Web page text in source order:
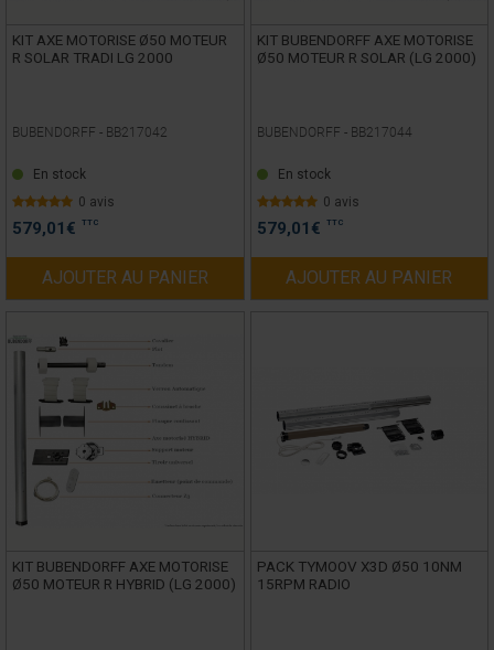
KIT AXE MOTORISE Ø50 MOTEUR
R SOLAR TRADI LG 2000
BUBENDORFF - BB217042
En stock
0 avis
579,01 € TTC
AJOUTER AU PANIER
KIT BUBENDORFF AXE MOTORISE
Ø50 MOTEUR R SOLAR (LG 2000)
BUBENDORFF - BB217044
En stock
0 avis
579,01 € TTC
AJOUTER AU PANIER
KIT BUBENDORFF AXE MOTORISE
Ø50 MOTEUR R HYBRID (LG 2000)
PACK TYMOOV X3D Ø50 10NM
15RPM RADIO